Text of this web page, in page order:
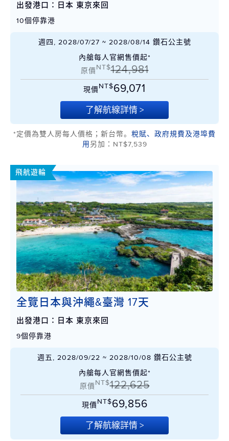
出發港口：日本 東京來回
10個停靠港
週四, 2028/07/27 ~ 2028/08/14 鑽石公主號
內艙每人官網售價起*
原價NT$124,981
現價NT$69,071
了解航線詳情 >
*定價為雙人房每人價格；新台幣。 稅賦、政府規費及港埠費
用 另加：NT$7,539
飛航遊輪
全覽日本與沖繩&臺灣 17天
出發港口：日本 東京來回
9個停靠港
週五, 2028/09/22 ~ 2028/10/08 鑽石公主號
內艙每人官網售價起*
原價NT$122,625
現價NT$69,856
了解航線詳情 >